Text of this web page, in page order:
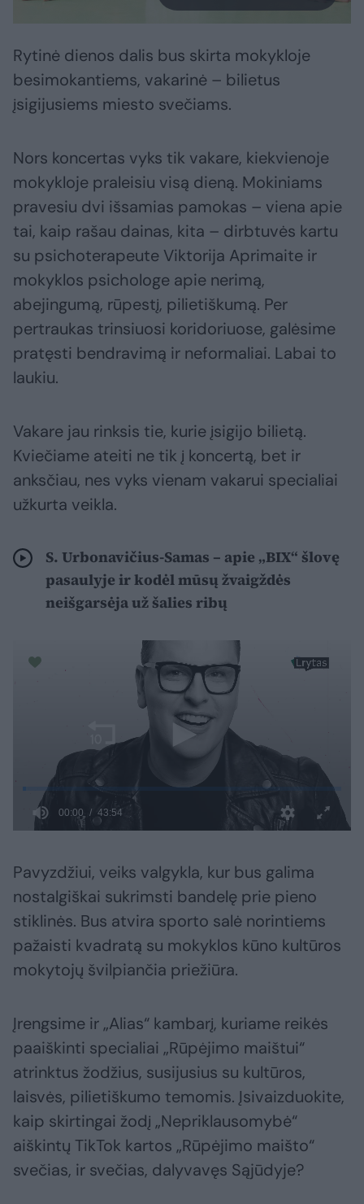
Rytinė dienos dalis bus skirta mokykloje
besimokantiems, vakarinė – bilietus
įsigijusiems miesto svečiams.
Nors koncertas vyks tik vakare, kiekvienoje
mokykloje praleisiu visą dieną. Mokiniams
pravesiu dvi išsamias pamokas – viena apie
tai, kaip rašau dainas, kita – dirbtuvės kartu
su psichoterapeute Viktorija Aprimaite ir
mokyklos psichologe apie nerimą,
abejingumą, rūpestį, pilietiškumą. Per
pertraukas trinsiuosi koridoriuose, galėsime
pratęsti bendravimą ir neformaliai. Labai to
laukiu.
Vakare jau rinksis tie, kurie įsigijo bilietą.
Kviečiame ateiti ne tik į koncertą, bet ir
anksčiau, nes vyks vienam vakarui specialiai
užkurta veikla.
S. Urbonavičius-Samas – apie „BIX“ šlovę
pasaulyje ir kodėl mūsų žvaigždės
neišgarsėja už šalies ribų
Pavyzdžiui, veiks valgykla, kur bus galima
nostalgiškai sukrimsti bandelę prie pieno
stiklinės. Bus atvira sporto salė norintiems
pažaisti kvadratą su mokyklos kūno kultūros
mokytojų švilpiančia priežiūra.
Įrengsime ir „Alias“ kambarį, kuriame reikės
paaiškinti specialiai „Rūpėjimo maištui“
atrinktus žodžius, susijusius su kultūros,
laisvės, pilietiškumo temomis. Įsivaizduokite,
kaip skirtingai žodį „Nepriklausomybė“
aiškintų TikTok kartos „Rūpėjimo maišto“
svečias, ir svečias, dalyvavęs Sąjūdyje?